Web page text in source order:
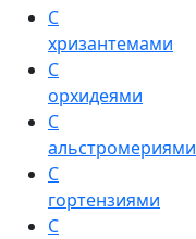
С
хризантемами
С
орхидеями
С
альстромериями
С
гортензиями
С